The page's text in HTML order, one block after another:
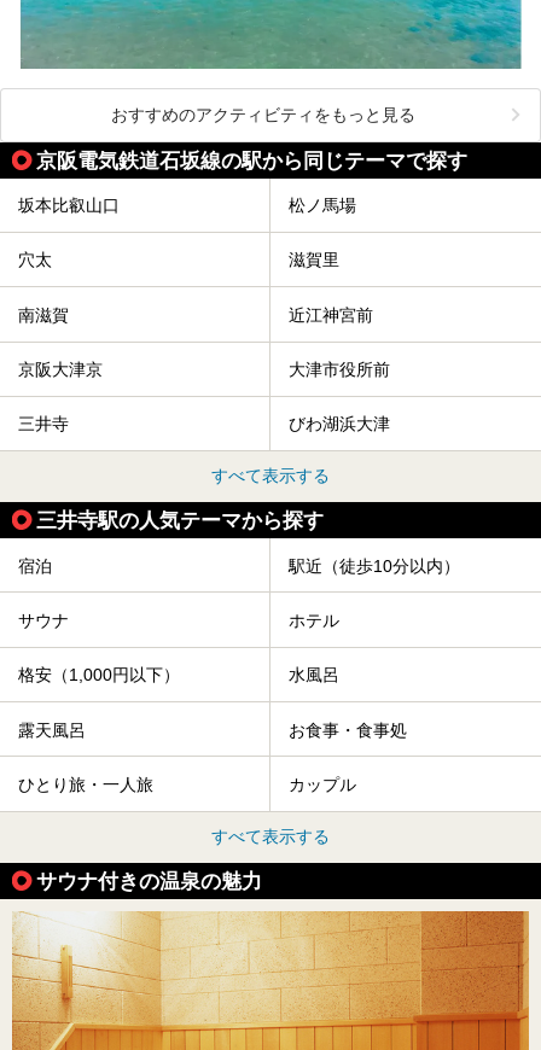
おすすめのアクティビティをもっと見る
京阪電気鉄道石坂線の駅から同じテーマで探す
坂本比叡山口 松ノ馬場
穴太 滋賀里
南滋賀 近江神宮前
京阪大津京 大津市役所前
三井寺 びわ湖浜大津
すべて表示する
三井寺駅の人気テーマから探す
宿泊 駅近（徒歩10分以内）
サウナ ホテル
格安（1,000円以下） 水風呂
露天風呂 お食事・食事処
ひとり旅・一人旅 カップル
すべて表示する
サウナ付きの温泉の魅力